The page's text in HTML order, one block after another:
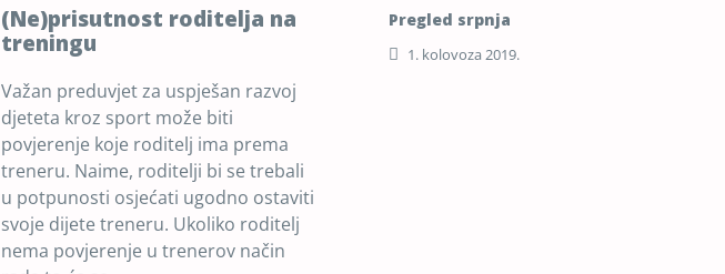
(Ne)prisutnost roditelja na
treningu
Važan preduvjet za uspješan razvoj
djeteta kroz sport može biti
povjerenje koje roditelj ima prema
treneru. Naime, roditelji bi se trebali
u potpunosti osjećati ugodno ostaviti
svoje dijete treneru. Ukoliko roditelj
nema povjerenje u trenerov način
Pregled srpnja
1. kolovoza 2019.